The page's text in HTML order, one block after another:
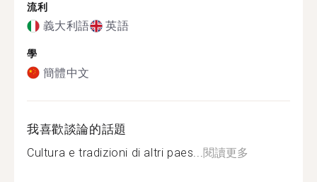
流利
義大利語 英語
學
簡體中文
我喜歡談論的話題
Cultura e tradizioni di altri paes... 閱讀更多